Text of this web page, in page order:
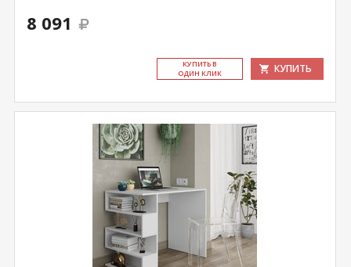
8 091
КУ­ПИТЬ В
ОДИН КЛИК
КУПИТЬ